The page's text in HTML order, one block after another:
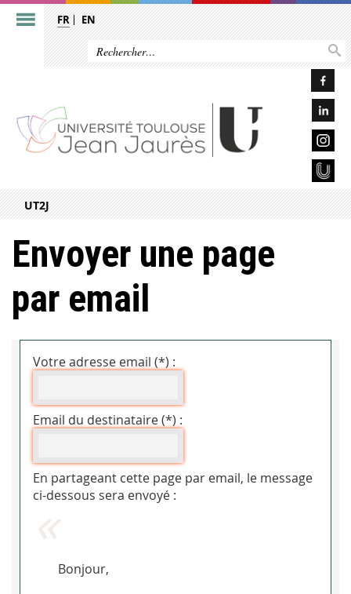
FR EN
UT2J
Envoyer une page
par email
Votre adresse email (*) :
Email du destinataire (*) :
En partageant cette page par email, le message
ci-dessous sera envoyé :
Bonjour,